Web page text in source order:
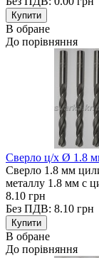
В обране
До порівняння
Сверло ц/х Ø 1.8
Сверло 1.8 мм
металлу 1.8 мм с
8.10 грн
Без ПДВ: 8.10 грн
В обране
До порівняння